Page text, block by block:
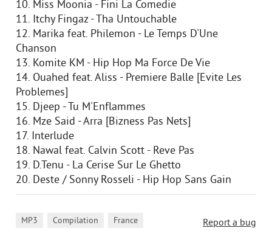
10. Miss Moonia - Fini La Comedie
11. Itchy Fingaz - Tha Untouchable
12. Marika feat. Philemon - Le Temps D'Une
Chanson
13. Komite KM - Hip Hop Ma Force De Vie
14. Ouahed feat. Aliss - Premiere Balle [Evite Les
Problemes]
15. Djeep - Tu M'Enflammes
16. Mze Said - Arra [Bizness Pas Nets]
17. Interlude
18. Nawal feat. Calvin Scott - Reve Pas
19. D.Tenu - La Cerise Sur Le Ghetto
20. Deste / Sonny Rosseli - Hip Hop Sans Gain
Report a bug
MP3 Compilation France